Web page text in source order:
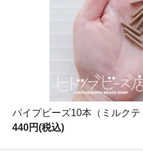
パイプビーズ10本（ミルクテ
440円(税込)